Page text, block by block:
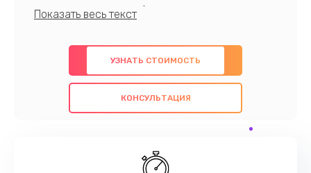
профессионалов с обширными знаниями и
предлагаем быстрый и качественный ремонт с
использованием оригинальных компонентов, а
также гарантируем качество всех
проведенных работ. Наша цель - предоставить
наилучшим образом. Не медлите записаться на
УЗНАТЬ СТОИМОСТЬ
КОНСУЛЬТАЦИЯ